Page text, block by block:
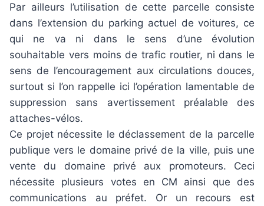
Par ailleurs l’utilisation de cette parcelle consiste
dans l’extension du parking actuel de voitures, ce
qui ne va ni dans le sens d’une évolution
souhaitable vers moins de trafic routier, ni dans le
sens de l’encouragement aux circulations douces,
surtout si l’on rappelle ici l’opération lamentable de
suppression sans avertissement préalable des
attaches-vélos.
Ce projet nécessite le déclassement de la parcelle
publique vers le domaine privé de la ville, puis une
vente du domaine privé aux promoteurs. Ceci
nécessite plusieurs votes en CM ainsi que des
communications au préfet. Or un recours est